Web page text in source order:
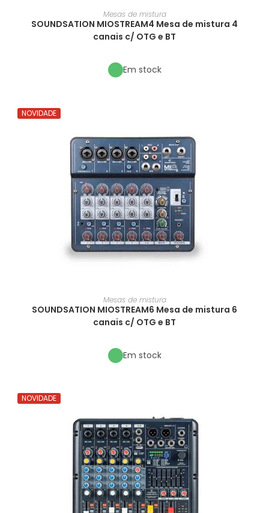
Mesas de mistura
SOUNDSATION MIOSTREAM4 Mesa de mistura 4
canais c/ OTG e BT
Em stock
NOVIDADE
Mesas de mistura
SOUNDSATION MIOSTREAM6 Mesa de mistura 6
canais c/ OTG e BT
Em stock
NOVIDADE